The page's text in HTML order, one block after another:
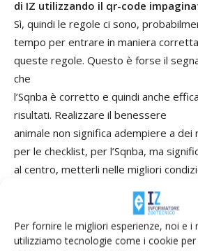
Per fornire le migliori esperienze, noi e i
utilizziamo tecnologie come i cookie
di IZ utilizzando il qr-code
Sì, quindi le regole ci sono,
tempo per entrare in maniera corretta
queste regole. Questo è forse il
che
l’Sqnba è corretto e quindi anche
risultati. Realizzare il benessere
animale non significa adempiere a dei
per le checklist, per l’Sqnba, ma
al centro, metterli nelle migliori
provoca un miglioramento della
diminuzione delle malattie, una
Dunque il benessere si ripaga da
Sì, se si entra nel concetto che serve